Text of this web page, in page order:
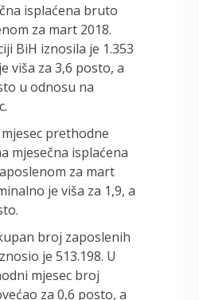
isplaćena bruto
za mart 2018.
BiH iznosila je 1.353
viša za 3,6 posto, a
u odnosu na
prethodne
mjesečna isplaćena
za mart
je viša za 1,9, a
broj zaposlenih
je 513.198. U
mjesec broj
za 0,6 posto, a